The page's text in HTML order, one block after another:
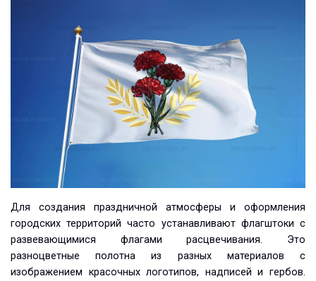
Для создания праздничной атмосферы и оформления
городских территорий часто устанавливают флагштоки с
развевающимися флагами расцвечивания. Это
разноцветные полотна из разных материалов с
изображением красочных логотипов, надписей и гербов.